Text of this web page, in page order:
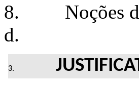
8. Noções da
d.